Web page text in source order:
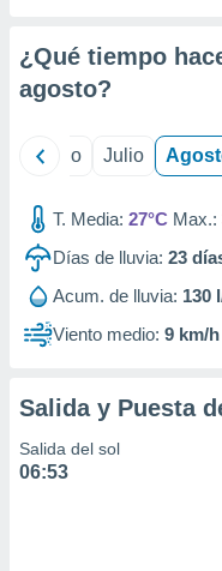
e
mediante
publicidad
publicidad
de
1199
¿Qué tiempo
agosto?
Junio Julio
T. Media: 27°C Max.:
Días de lluvia: 23
Acum. de lluvia: 130
Viento medio: 9 km/h
Salida y Puesta
Salida del sol
06:53